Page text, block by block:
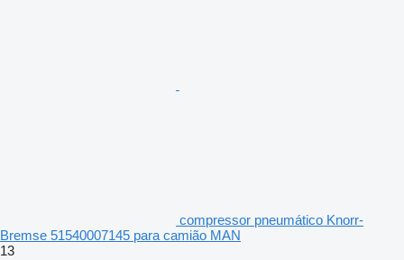
compressor pneumático Knorr-
Bremse 51540007145 para camião MAN
13